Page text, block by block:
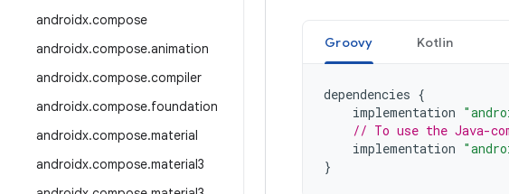
androidx.compose
androidx.compose.animation
androidx.compose.compiler
androidx.compose.foundation
androidx.compose.material
androidx.compose.material3
Groovy Kotlin
dependencies {
implementation
// To use the Java-
implementation
}